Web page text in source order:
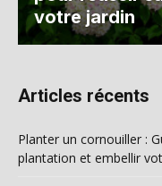
votre jardin
Articles récents
Planter un cornouiller :
plantation et embellir